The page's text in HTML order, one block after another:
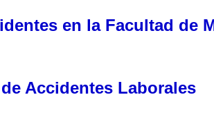
en la Facultad de
Accidentes Laborales